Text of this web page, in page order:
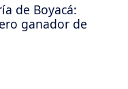
de Boyacá:
ganador de